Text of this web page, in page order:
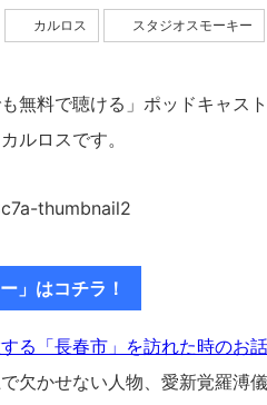
カルロス スタジオスモーキー
無料で聴ける」ポッドキャス
ルロスです。
」はコチラ！
る「長春市」を訪れた時のお話
欠かせない人物、愛新覚羅溥